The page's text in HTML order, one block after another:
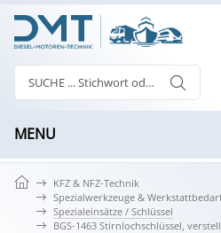
MENU
KFZ & NFZ-Technik
Spezialwerkzeuge &
Spezialeinsätze / Schlüssel
BGS-1463 Stirnlochschlüssel,